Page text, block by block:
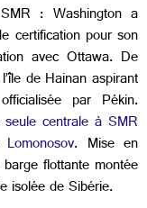
: Washington a
certification pour son
avec Ottawa. De
de Hainan aspirant
par Pékin.
centrale à SMR
. Mise en
flottante montée
isolée de Sibérie.